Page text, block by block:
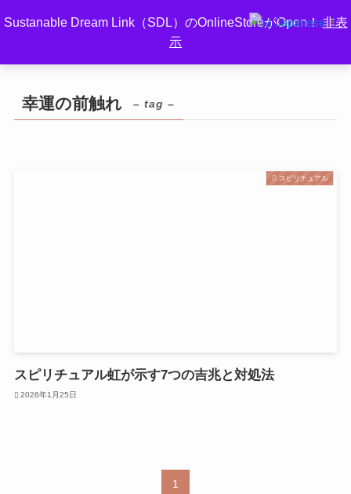
Sustanable Dream Link（SDL）のOnlineStoreがOpen！非表
示
幸運の前触れ – tag –
スピリチュアル
スピリチュアル虹が示す7つの吉兆と対処法
2026年1月25日
1
Japanese ▼